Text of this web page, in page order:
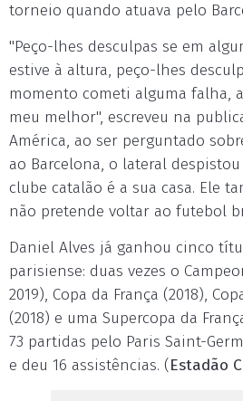
torneio quando atuava pelo
"Peço-lhes desculpas se em
estive à altura, peço-lhes
momento cometi alguma falha,
meu melhor", escreveu na
América, ao ser perguntado
ao Barcelona, o lateral
clube catalão é a sua casa. Ele
não pretende voltar ao futebol
Daniel Alves já ganhou cinco
parisiense: duas vezes o
2019), Copa da França (2018),
(2018) e uma Supercopa da
73 partidas pelo Paris Saint-
e deu 16 assistências. (Estadão